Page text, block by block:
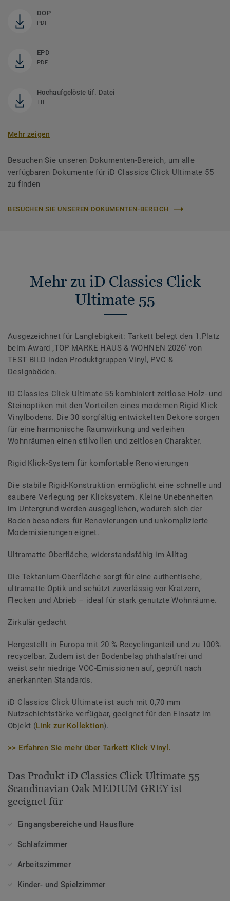
DOP
PDF
EPD
PDF
Hochaufgelöste tif. Datei
TIF
Mehr zeigen
Besuchen Sie unseren Dokumenten-Bereich, um alle
verfügbaren Dokumente für iD Classics Click Ultimate 55
zu finden
BESUCHEN SIE UNSEREN DOKUMENTEN-BEREICH
Mehr zu iD Classics Click
Ultimate 55
Ausgezeichnet für Langlebigkeit: Tarkett belegt den 1.Platz
beim Award ‚TOP MARKE HAUS & WOHNEN 2026‘ von
TEST BILD inden Produktgruppen Vinyl, PVC &
Designböden.
iD Classics Click Ultimate 55 kombiniert zeitlose Holz- und
Steinoptiken mit den Vorteilen eines modernen Rigid Klick
Vinylbodens. Die 30 sorgfältig entwickelten Dekore sorgen
für eine harmonische Raumwirkung und verleihen
Wohnräumen einen stilvollen und zeitlosen Charakter.
Rigid Klick-System für komfortable Renovierungen
Die stabile Rigid-Konstruktion ermöglicht eine schnelle und
saubere Verlegung per Klicksystem. Kleine Unebenheiten
im Untergrund werden ausgeglichen, wodurch sich der
Boden besonders für Renovierungen und unkomplizierte
Modernisierungen eignet.
Ultramatte Oberfläche, widerstandsfähig im Alltag
Die Tektanium-Oberfläche sorgt für eine authentische,
ultramatte Optik und schützt zuverlässig vor Kratzern,
Flecken und Abrieb – ideal für stark genutzte Wohnräume.
Zirkulär gedacht
Hergestellt in Europa mit 20 % Recyclinganteil und zu 100%
recycelbar. Zudem ist der Bodenbelag phthalatfrei und
weist sehr niedrige VOC-Emissionen auf, geprüft nach
anerkannten Standards.
iD Classics Click Ultimate ist auch mit 0,70 mm
Nutzschichtstärke verfügbar, geeignet für den Einsatz im
Objekt (Link zur Kollektion).
>> Erfahren Sie mehr über Tarkett Klick Vinyl.
Das Produkt iD Classics Click Ultimate 55
Scandinavian Oak MEDIUM GREY ist
geeignet für
Eingangsbereiche und Hausflure
Schlafzimmer
Arbeitszimmer
Kinder- und Spielzimmer